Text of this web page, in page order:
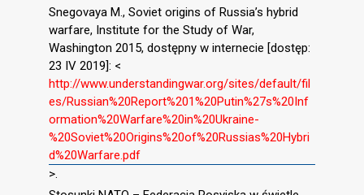
Snegovaya M., Soviet origins of Russia’s hybrid
warfare, Institute for the Study of War,
Washington 2015, dostępny w internecie [dostęp:
23 IV 2019]: <
http://www.understandingwar.org/sites/default/fil
es/Russian%20Report%201%20Putin%27s%20Inf
ormation%20Warfare%20in%20Ukraine-
%20Soviet%20Origins%20of%20Russias%20Hybri
d%20Warfare.pdf
>.